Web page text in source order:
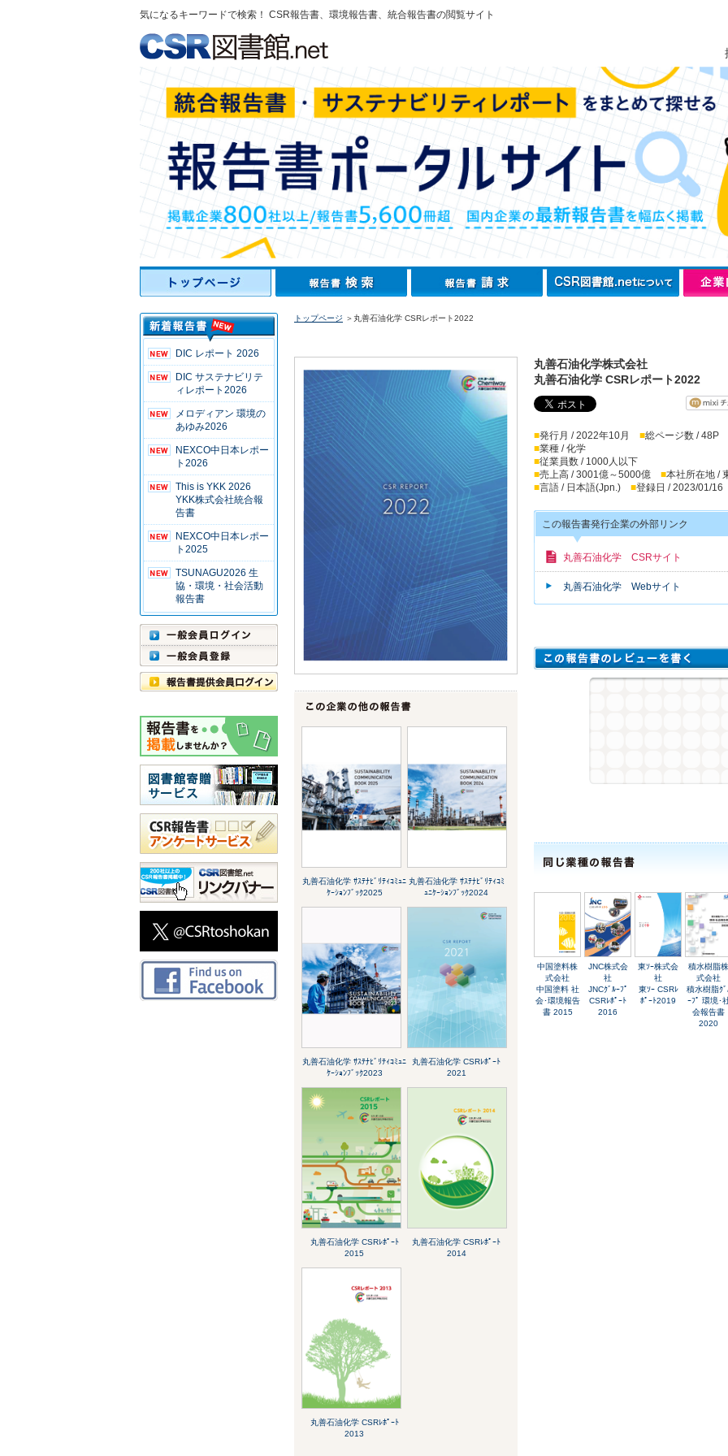
気になるキーワードで検索！ CSR報告書、環境報告書、統合報告書の閲覧サイト
DIC レポート 2026
DIC サステナビリテ
ィレポート2026
メロディアン 環境の
あゆみ2026
NEXCO中日本レポー
ト2026
This is YKK 2026
YKK株式会社統合報
告書
NEXCO中日本レポー
ト2025
TSUNAGU2026 生
協・環境・社会活動
報告書
トップページ ＞丸善石油化学 CSRレポート2022
丸善石油化学 ｻｽﾃﾅﾋﾞﾘﾃｨｺﾐｭﾆ
ｹｰｼｮﾝﾌﾞｯｸ2025
丸善石油化学 ｻｽﾃﾅﾋﾞﾘﾃｨｺﾐ
ｭﾆｹｰｼｮﾝﾌﾞｯｸ2024
丸善石油化学 ｻｽﾃﾅﾋﾞﾘﾃｨｺﾐｭﾆ
ｹｰｼｮﾝﾌﾞｯｸ2023
丸善石油化学 CSRﾚﾎﾟｰﾄ
2021
丸善石油化学 CSRﾚﾎﾟｰﾄ
2015
丸善石油化学 CSRﾚﾎﾟｰﾄ
2014
丸善石油化学 CSRﾚﾎﾟｰﾄ
2013
丸善石油化学株式会社
丸善石油化学 CSRレポート2022
■発行月 / 2022年10月 ■総ページ数 / 48P
■業種 / 化学
■従業員数 / 1000人以下
■売上高 / 3001億～5000億 ■本社所在地 /
■言語 / 日本語(Jpn.) ■登録日 / 2023/01/16
この報告書発行企業の外部リンク
丸善石油化学 CSRサイト
丸善石油化学 Webサイト
中国塗料株
式会社
中国塗料 社
会･環境報告
書 2015
JNC株式会
社
JNCｸﾞﾙｰﾌﾟ
CSRﾚﾎﾟｰﾄ
2016
東ｿｰ株式会
社
東ｿｰ CSRﾚ
ﾎﾟｰﾄ2019
積水樹脂株
式会社
積水樹脂ｸﾞ
ｰﾌﾟ 環境･
会報告書
2020